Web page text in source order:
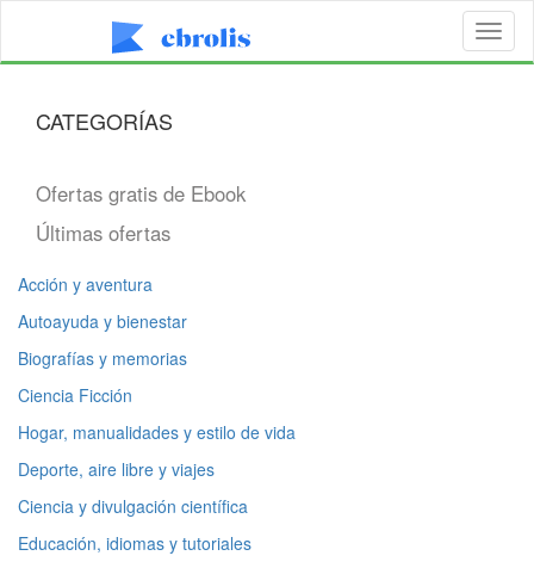
CATEGORÍAS
Ofertas gratis de Ebook
Últimas ofertas
Acción y aventura
Autoayuda y bienestar
Biografías y memorias
Ciencia Ficción
Hogar, manualidades y estilo de vida
Deporte, aire libre y viajes
Ciencia y divulgación científica
Educación, idiomas y tutoriales